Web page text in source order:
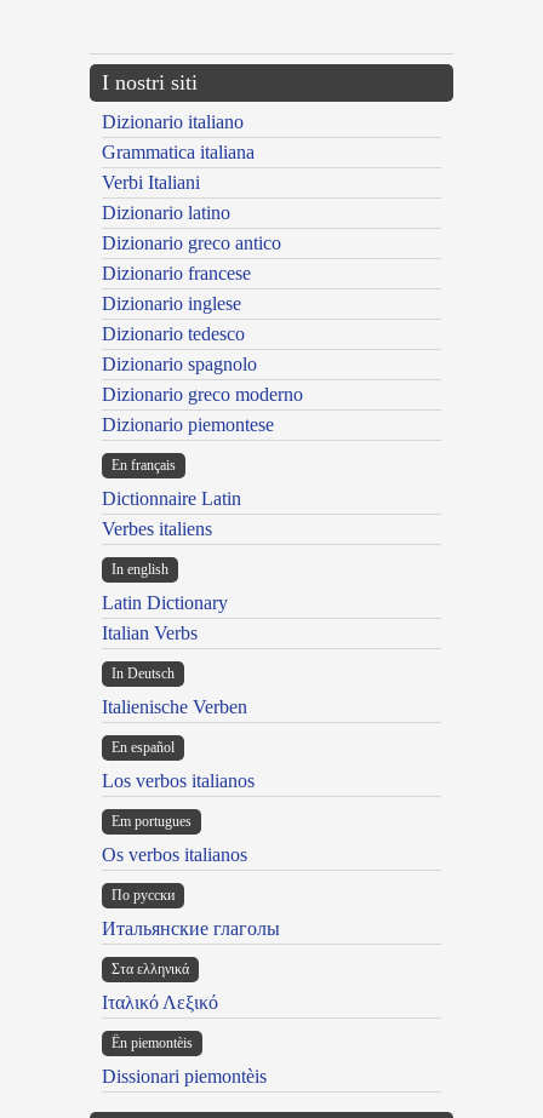
I nostri siti
Dizionario italiano
Grammatica italiana
Verbi Italiani
Dizionario latino
Dizionario greco antico
Dizionario francese
Dizionario inglese
Dizionario tedesco
Dizionario spagnolo
Dizionario greco moderno
Dizionario piemontese
En français
Dictionnaire Latin
Verbes italiens
In english
Latin Dictionary
Italian Verbs
In Deutsch
Italienische Verben
En español
Los verbos italianos
Em portugues
Os verbos italianos
По русски
Итальянские глаголы
Στα ελληνικά
Ιταλικό Λεξικό
Ën piemontèis
Dissionari piemontèis